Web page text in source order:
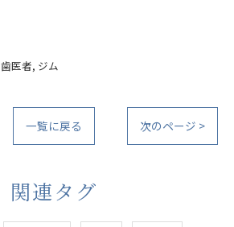
歯医者 ジム
一覧に戻る 次のページ >
関連タグ